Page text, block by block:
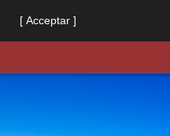
[ Acceptar ]